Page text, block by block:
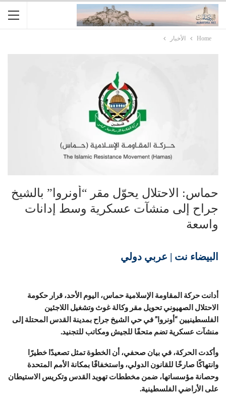
Home الأخبار
حماس: الاحتلال يحوّل مقر “أونروا” بالشيخ
جراح إلى منشآت عسكرية وسط إدانات
واسعة
البيضاء نت | عربي دولي
أدانت حركة المقاومة الإسلامية حماس، اليوم الأحد، قرار حكومة
الاحتلال الصهيوني تحويل مقر وكالة غوث وتشغيل اللاجئين
الفلسطينيين “أونروا” في حي الشيخ جراح بمدينة القدس المحتلة إلى
منشآت عسكرية تضم متحفًا للجيش ومكاتب للتجنيد.
وأكدت الحركة، في بيان صحفي، أن الخطوة تمثل تصعيدًا خطيرًا
وانتهاكًا صارخًا للقانون الدولي، واستخفافًا بمكانة الأمم المتحدة
وحصانة مؤسساتها، ضمن مخططات تهويد القدس وتكريس الاستيطان
على الأراضي الفلسطينية.